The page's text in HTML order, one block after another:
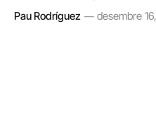
Pau Rodríguez desembre